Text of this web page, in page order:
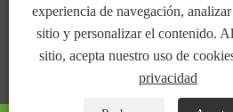
Copyright © 2025 Ling Tan
Ltd. Todos los
SitemapRSSXML
experiencia de navegación,
sitio y personalizar el contenido.
sitio, acepta nuestro uso de
privacidad